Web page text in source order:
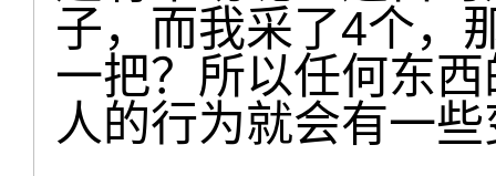
子，而我采了4个，
一把？所以任何东
人的行为就会有一